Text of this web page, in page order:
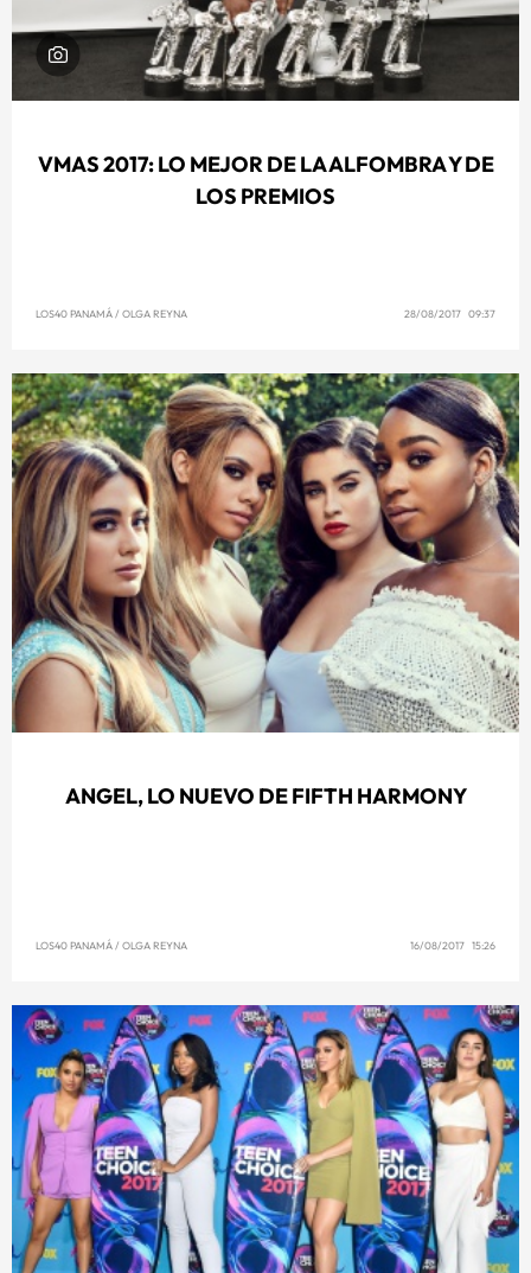
VMAS 2017: LO MEJOR DE LA ALFOMBRA Y DE
LOS PREMIOS
LOS40 PANAMÁ/ OLGA REYNA 28/08/2017 09:37
ANGEL, LO NUEVO DE FIFTH HARMONY
LOS40 PANAMÁ/ OLGA REYNA 16/08/2017 15:26